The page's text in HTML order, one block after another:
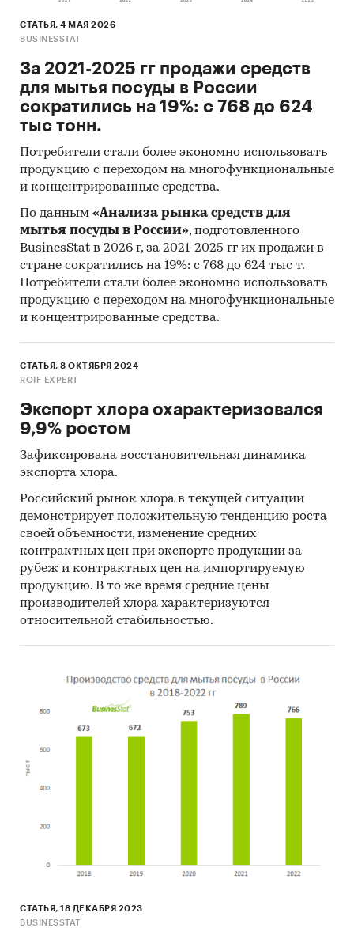
СТАТЬЯ, 4 МАЯ 2026
BUSINESSTAT
За 2021-2025 гг продажи средств
для мытья посуды в России
сократились на 19%: с 768 до 624
тыс тонн.
Потребители стали более экономно использовать
продукцию с переходом на многофункциональные
и концентрированные средства.
По данным «Анализа рынка средств для
мытья посуды в России», подготовленного
BusinesStat в 2026 г, за 2021-2025 гг их продажи в
стране сократились на 19%: с 768 до 624 тыс т.
Потребители стали более экономно использовать
продукцию с переходом на многофункциональные
и концентрированные средства.
СТАТЬЯ, 8 ОКТЯБРЯ 2024
ROIF EXPERT
Экспорт хлора охарактеризовался
9,9% ростом
Зафиксирована восстановительная динамика
экспорта хлора.
Российский рынок хлора в текущей ситуации
демонстрирует положительную тенденцию роста
своей объемности, изменение средних
контрактных цен при экспорте продукции за
рубеж и контрактных цен на импортируемую
продукцию. В то же время средние цены
производителей хлора характеризуются
относительной стабильностью.
СТАТЬЯ, 18 ДЕКАБРЯ 2023
BUSINESSTAT